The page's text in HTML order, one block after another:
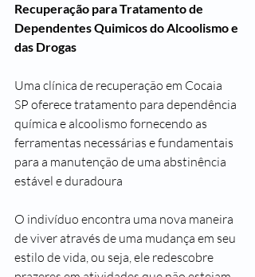
Recuperação para Tratamento de
Dependentes Quimicos do Alcoolismo e
das Drogas
Uma clínica de recuperação em Cocaia
SP oferece tratamento para dependência
química e alcoolismo fornecendo as
ferramentas necessárias e fundamentais
para a manutenção de uma abstinência
estável e duradoura
O indivíduo encontra uma nova maneira
de viver através de uma mudança em seu
estilo de vida, ou seja, ele redescobre